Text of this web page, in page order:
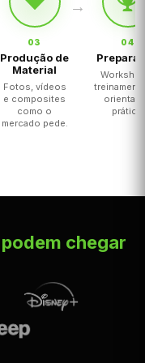
03
Produção de
Material
Fotos, vídeos
e composites
como o
mercado pede.
04
prática.
podem chegar